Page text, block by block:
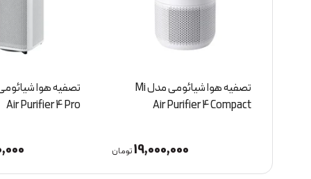
تصفیه هوا شیائومی مدل Mi
Air Purifier 4 Compact
19,000,000تومان
Air Purifier 4 Pro